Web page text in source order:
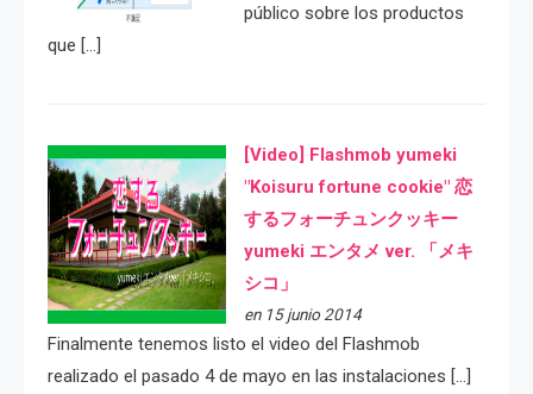
público sobre los productos
que […]
[Video] Flashmob yumeki
"Koisuru fortune cookie" 恋
するフォーチュンクッキー
yumeki エンタメ ver. 「メキ
シコ」
en 15 junio 2014
Finalmente tenemos listo el video del Flashmob
realizado el pasado 4 de mayo en las instalaciones […]